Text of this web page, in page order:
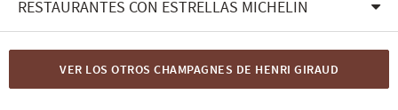
RESTAURANTES CON ESTRELLAS MICHELIN
VER LOS OTROS CHAMPAGNES DE HENRI GIRAUD